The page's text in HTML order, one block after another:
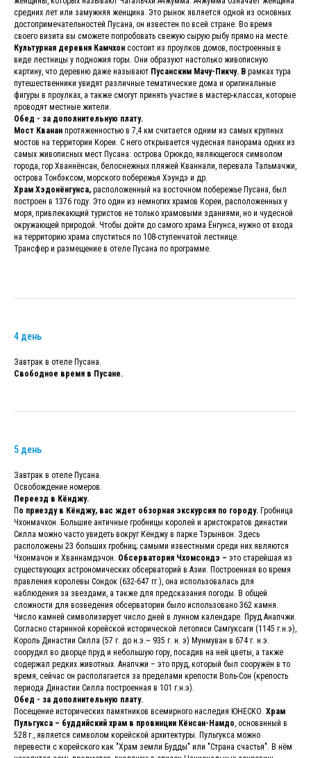
средних лет или замужняя женщина. Это рынок является одной из основных
достопримечательностей Пусана, он известен по всей стране. Во время
своего визита вы сможете попробовать свежую сырую рыбу прямо на месте.
Культурная деревня Камчхон состоит из проулков домов, построенных в
виде лестницы у подножия горы. Они образуют настолько живописную
картину, что деревню даже называют Пусанским Мачу-Пикчу. В рамках тура
путешественники увидят различные тематические дома и оригинальные
фигуры в проулках, а также смогут принять участие в мастер-классах, которые
проводят местные жители.
Обед - за дополнительную плату.
Мост Кванан протяженностью в 7,4 км считается одним из самых крупных
мостов на территории Кореи. С него открывается чудесная панорама одних из
самых живописных мест Пусана: острова Орюкдо, являющегося символом
города, гор Хваннёнсан, белоснежных пляжей Кваннали, перевала Тальмачжи,
острова Тонбэксом, морского побережья Хэундэ и др.
Храм Хэдонёнгунса, расположенный на восточном побережье Пусана, был
построен в 1376 году. Это один из немногих храмов Кореи, расположенных у
моря, привлекающий туристов не только храмовыми зданиями, но и чудесной
окружающей природой. Чтобы дойти до самого храма Ёнгунса, нужно от входа
на территорию храма спуститься по 108-ступенчатой лестнице.
Трансфер и размещение в отеле Пусана по программе.
4 день
Завтрак в отеле Пусана.
Свободное время в Пусане.
5 день
Завтрак в отеле Пусана.
Освобождение номеров.
Переезд в Кёнджу.
По приезду в Кёнджу, вас ждет обзорная экскурсия по городу. Гробница
Чхонмачхон. Большие античные гробницы королей и аристократов династии
Силла можно часто увидеть вокруг Кёнджу в парке Тэрынвон. Здесь
расположены 23 больших гробниц; самыми известными среди них являются
Чхонмачон и Хваннамдэчон. Обсерватория Чхомсондэ – это старейшая из
существующих астрономических обсерваторий в Азии. Построенная во время
правления королевы Сондок (632-647 гг.), она использовалась для
наблюдения за звездами, а также для предсказания погоды. В общей
сложности для возведения обсерватории было использовано 362 камня.
Число камней символизирует число дней в лунном календаре. Пруд Анапчжи.
Согласно старинной корейской исторической летописи Самгуксаги (1145 г.н.э),
Король Династии Силла (57 г. до н.э.~ 935 г. н. э) Мунмуван в 674 г. н.э.
соорудил во дворце пруд и небольшую гору, посадив на ней цветы, а также
содержал редких животных. Анапчжи – это пруд, который был сооружён в то
время, сейчас он располагается за пределами крепости Воль-Сон (крепость
периода Династии Силла построенная в 101 г.н.э).
Обед - за дополнительную плату.
Посещение исторических памятников всемирного наследия ЮНЕСКО. Храм
Пульгукса – буддийский храм в провинции Кёнсан-Намдо , основанный в
528 г., является символом корейской архитектуры. Пульгукса можно
перевести с корейского как "Храм земли Будды" или "Страна счастья". В нём